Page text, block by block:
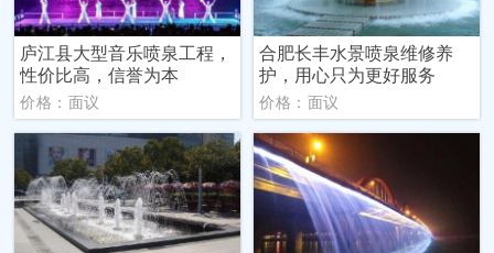
庐江县大型音乐喷泉工程，
性价比高，信誉为本
价格：面议
合肥长丰水景喷泉维修养
护，用心只为更好服务
价格：面议